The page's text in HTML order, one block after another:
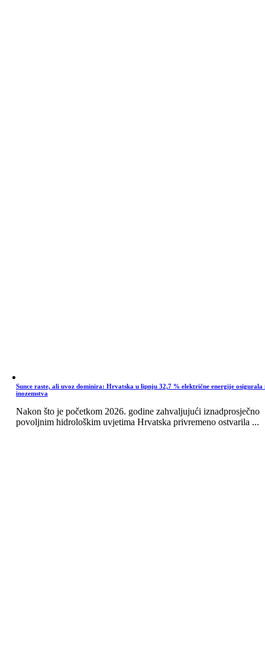
Sunce raste, ali uvoz dominira: Hrvatska u lipnju 32,7 % električne energije osigurala
inozemstva
Nakon što je početkom 2026. godine zahvaljujući iznadprosječno
povoljnim hidrološkim uvjetima Hrvatska privremeno ostvarila ...